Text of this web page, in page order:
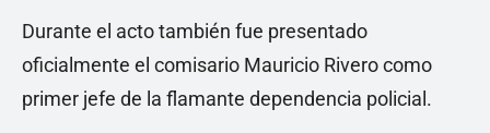
Durante el acto también fue presentado
oficialmente el comisario Mauricio Rivero como
primer jefe de la flamante dependencia policial.